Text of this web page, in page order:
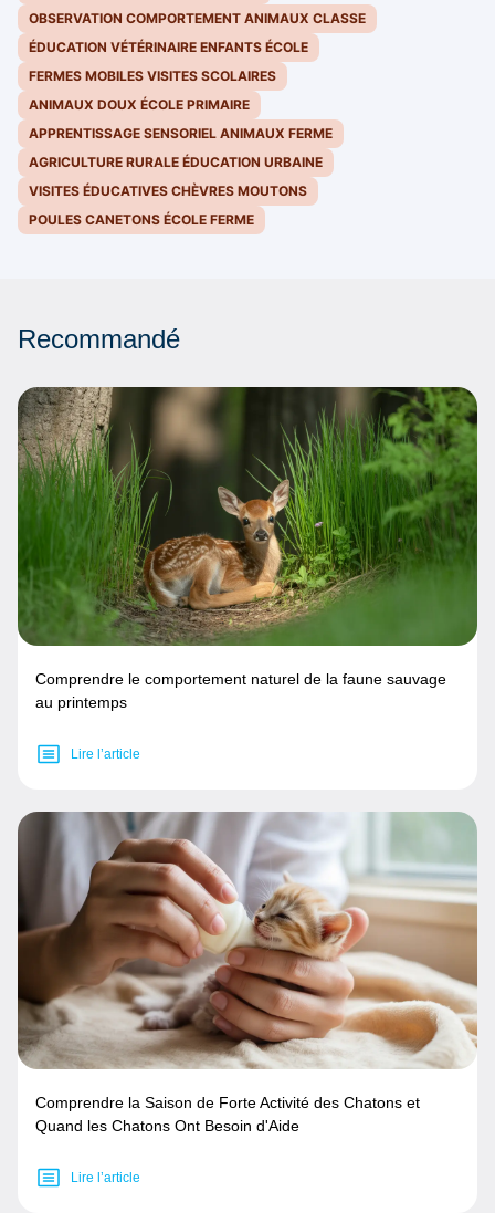
OBSERVATION COMPORTEMENT ANIMAUX CLASSE
ÉDUCATION VÉTÉRINAIRE ENFANTS ÉCOLE
FERMES MOBILES VISITES SCOLAIRES
ANIMAUX DOUX ÉCOLE PRIMAIRE
APPRENTISSAGE SENSORIEL ANIMAUX FERME
AGRICULTURE RURALE ÉDUCATION URBAINE
VISITES ÉDUCATIVES CHÈVRES MOUTONS
POULES CANETONS ÉCOLE FERME
Recommandé
Comprendre le comportement naturel de la faune sauvage
au printemps
Lire l’article
Comprendre la Saison de Forte Activité des Chatons et
Quand les Chatons Ont Besoin d'Aide
Lire l’article